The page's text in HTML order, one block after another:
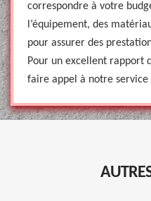
correspondre à votre
l’équipement, des
pour assurer des
Pour un excellent rapport
faire appel à notre